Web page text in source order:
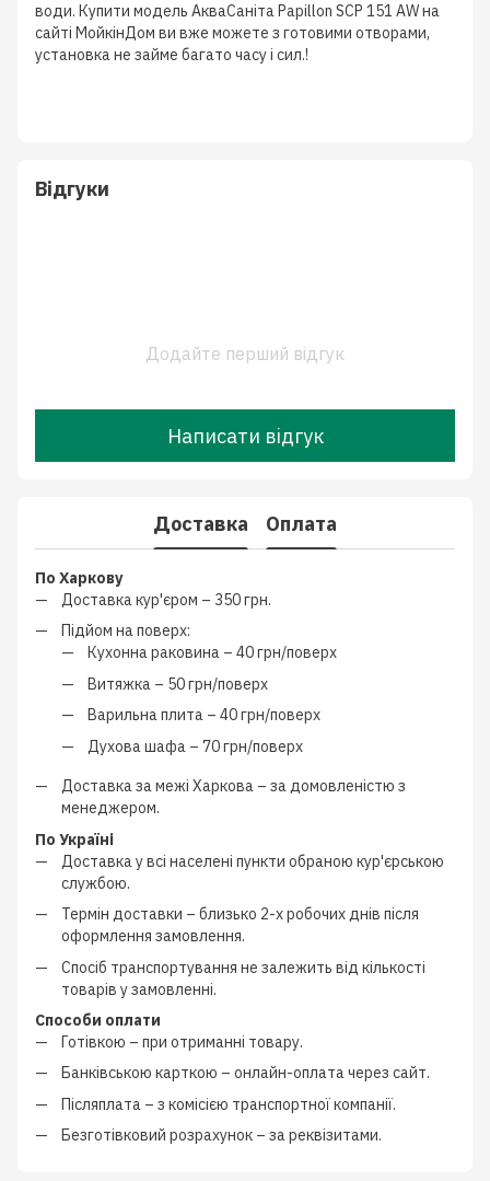
води. Купити модель АкваСаніта Papillon SCP 151 AW на
сайті МойкінДом ви вже можете з готовими отворами,
установка не займе багато часу і сил.!
Відгуки
Додайте перший відгук
Написати відгук
Доставка Оплата
По Харкову
Доставка кур'єром – 350 грн.
Підйом на поверх:
Кухонна раковина – 40 грн/поверх
Витяжка – 50 грн/поверх
Варильна плита – 40 грн/поверх
Духова шафа – 70 грн/поверх
Доставка за межі Харкова – за домовленістю з
менеджером.
По Україні
Доставка у всі населені пункти обраною кур'єрською
службою.
Термін доставки – близько 2-х робочих днів після
оформлення замовлення.
Спосіб транспортування не залежить від кількості
товарів у замовленні.
Способи оплати
Готівкою – при отриманні товару.
Банківською карткою – онлайн-оплата через сайт.
Післяплата – з комісією транспортної компанії.
Безготівковий розрахунок – за реквізитами.